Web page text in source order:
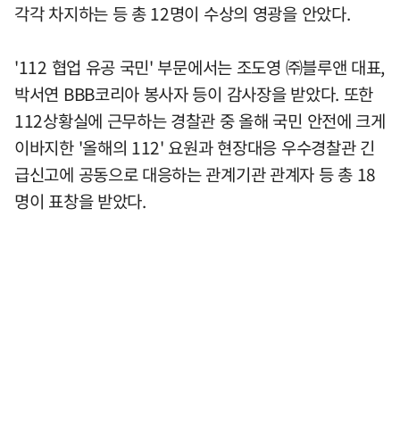
각각 차지하는 등 총 12명이 수상의 영광을 안았다.
'112 협업 유공 국민' 부문에서는 조도영 ㈜블루앤 대표,
박서연 BBB코리아 봉사자 등이 감사장을 받았다. 또한
112상황실에 근무하는 경찰관 중 올해 국민 안전에 크게
이바지한 '올해의 112' 요원과 현장대응 우수경찰관 긴
급신고에 공동으로 대응하는 관계기관 관계자 등 총 18
명이 표창을 받았다.